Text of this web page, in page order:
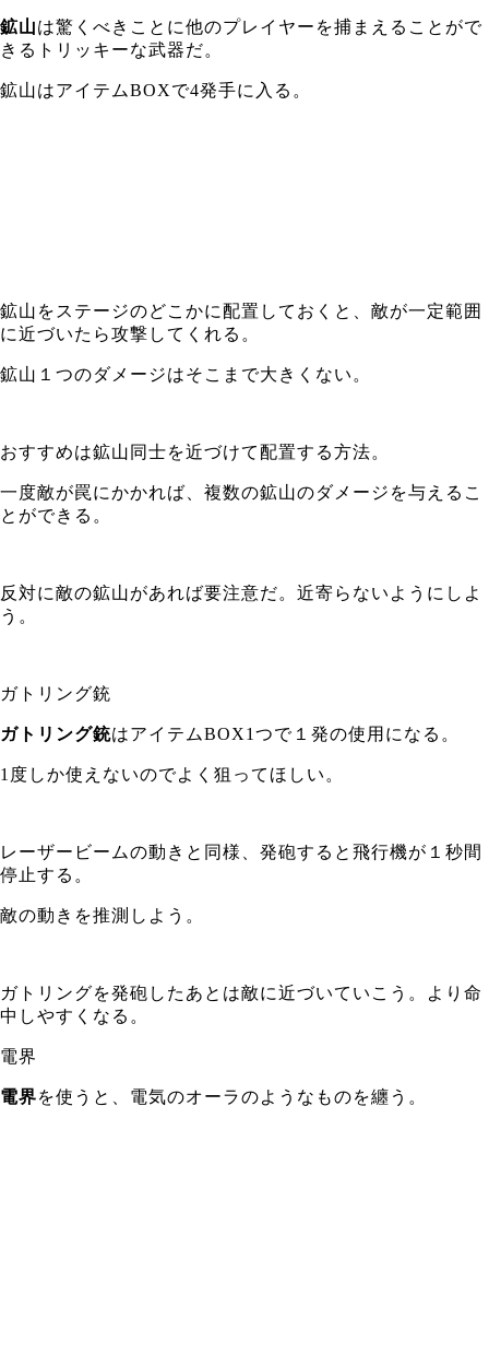
鉱山は驚くべきことに他のプレイヤーを捕まえることがで
きるトリッキーな武器だ。
鉱山はアイテムBOXで4発手に入る。
鉱山をステージのどこかに配置しておくと、敵が一定範囲
に近づいたら攻撃してくれる。
鉱山１つのダメージはそこまで大きくない。
おすすめは鉱山同士を近づけて配置する方法。
一度敵が罠にかかれば、複数の鉱山のダメージを与えるこ
とができる。
反対に敵の鉱山があれば要注意だ。近寄らないようにしよ
う。
ガトリング銃
ガトリング銃はアイテムBOX1つで１発の使用になる。
1度しか使えないのでよく狙ってほしい。
レーザービームの動きと同様、発砲すると飛行機が１秒間
停止する。
敵の動きを推測しよう。
ガトリングを発砲したあとは敵に近づいていこう。より命
中しやすくなる。
電界
電界を使うと、電気のオーラのようなものを纏う。